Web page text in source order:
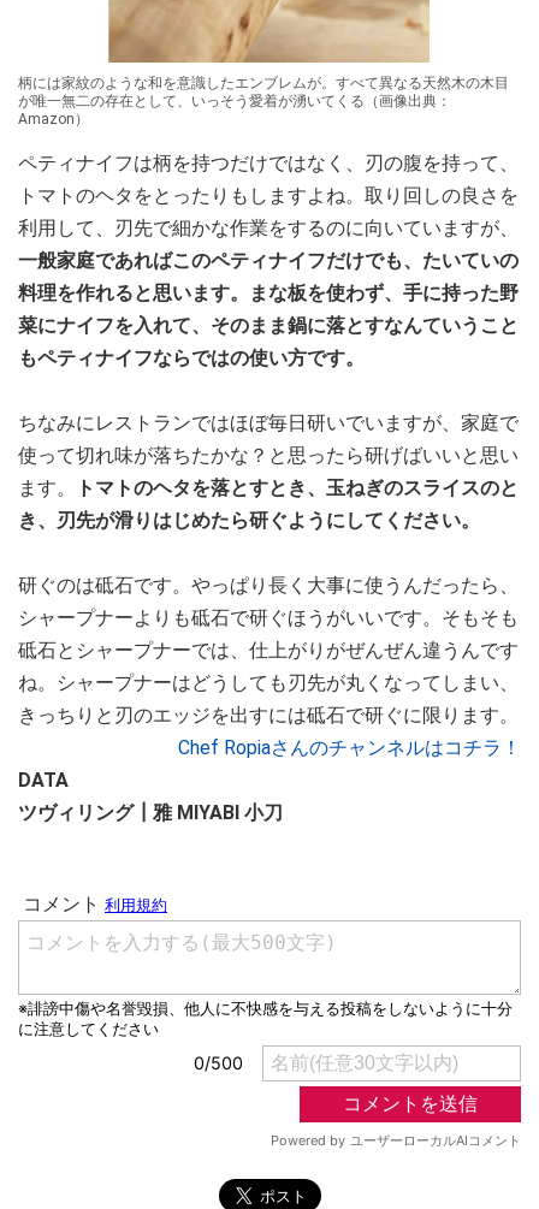
柄には家紋のような和を意識したエンブレムが。すべて異なる天然木の木目
が唯一無二の存在として、いっそう愛着が湧いてくる（画像出典：
Amazon）
ペティナイフは柄を持つだけではなく、刃の腹を持って、
トマトのヘタをとったりもしますよね。取り回しの良さを
利用して、刃先で細かな作業をするのに向いていますが、
一般家庭であればこのペティナイフだけでも、たいていの
料理を作れると思います。まな板を使わず、手に持った野
菜にナイフを入れて、そのまま鍋に落とすなんていうこと
もペティナイフならではの使い方です。
ちなみにレストランではほぼ毎日研いでいますが、家庭で
使って切れ味が落ちたかな？と思ったら研げばいいと思い
ます。
トマトのヘタを落とすとき、玉ねぎのスライスのと
き、刃先が滑りはじめたら研ぐようにしてください。
研ぐのは砥石です。やっぱり長く大事に使うんだったら、
シャープナーよりも砥石で研ぐほうがいいです。そもそも
砥石とシャープナーでは、仕上がりがぜんぜん違うんです
ね。シャープナーはどうしても刃先が丸くなってしまい、
きっちりと刃のエッジを出すには砥石で研ぐに限ります。
Chef Ropiaさんのチャンネルはコチラ！
DATA
ツヴィリング┃雅 MIYABI 小刀